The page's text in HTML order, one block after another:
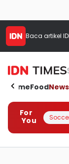
Baca artikel
HomeFoodNews
For
You